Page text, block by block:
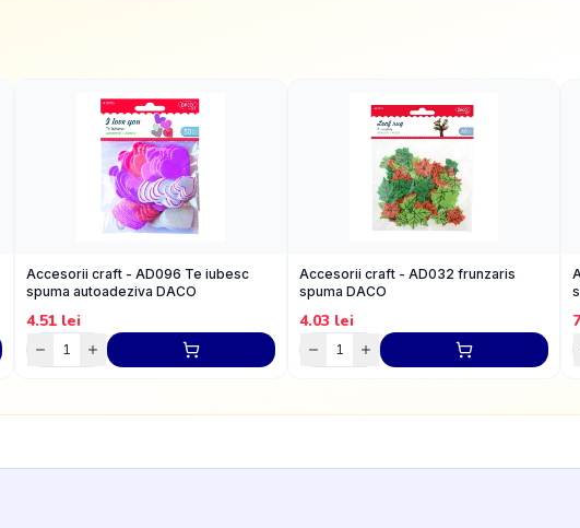
Accesorii craft - AD096 Te iubesc
spuma autoadeziva DACO
4.51 lei
Accesorii craft - AD032 frunzaris
spuma DACO
4.03 lei